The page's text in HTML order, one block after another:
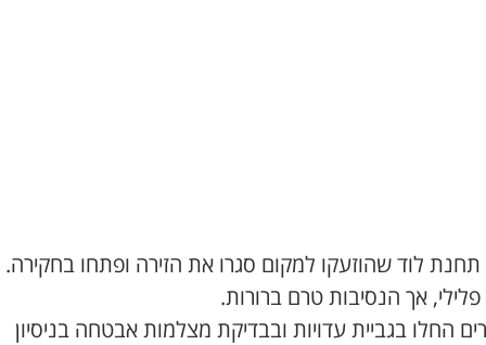
תחנת לוד שהוזעקו למקום סגרו את הזירה ופתחו בחקירה.
אך הנסיבות טרם ברורות.
החלו בגביית עדויות ובבדיקת מצלמות אבטחה בניסיון